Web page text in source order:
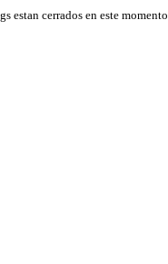
estan cerrados en este momento.